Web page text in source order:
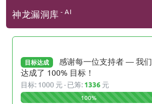
神龙漏洞库 - AI
目标达成
感谢每一位支持者 — 我们
达成了 100% 目标！
目标: 1000 元 · 已筹: 1336 元
100%